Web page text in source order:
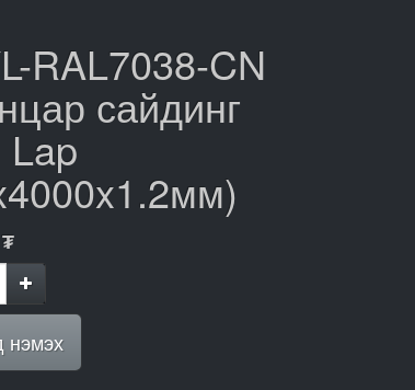
RAL7038-CN
сайдинг
Lap
₮
нэмэх